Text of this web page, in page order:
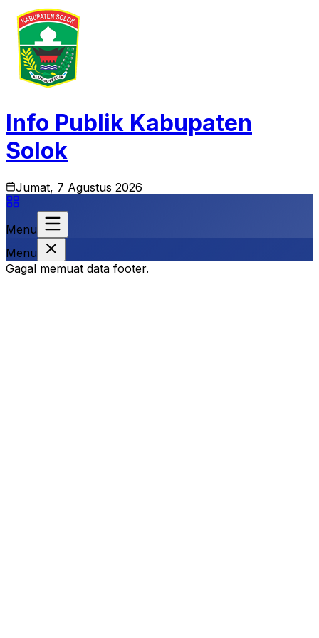
Info Publik Kabupaten
Solok
Jumat, 7 Agustus 2026
Menu
Menu
Gagal memuat data footer.